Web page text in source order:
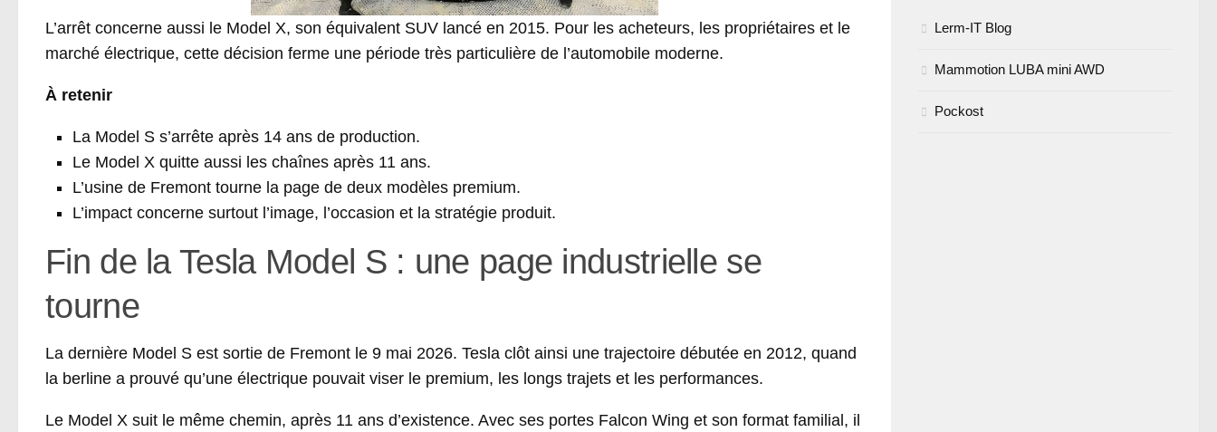
L’arrêt concerne aussi le Model X, son équivalent SUV lancé en 2015. Pour les acheteurs, les propriétaires et le
marché électrique, cette décision ferme une période très particulière de l’automobile moderne.
À retenir
La Model S s’arrête après 14 ans de production.
Le Model X quitte aussi les chaînes après 11 ans.
L’usine de Fremont tourne la page de deux modèles premium.
L’impact concerne surtout l’image, l’occasion et la stratégie produit.
Fin de la Tesla Model S : une page industrielle se
tourne
La dernière Model S est sortie de Fremont le 9 mai 2026. Tesla clôt ainsi une trajectoire débutée en 2012, quand
la berline a prouvé qu’une électrique pouvait viser le premium, les longs trajets et les performances.
Le Model X suit le même chemin, après 11 ans d’existence. Avec ses portes Falcon Wing et son format familial, il
Lerm-IT Blog
Mammotion LUBA mini AWD
Pockost